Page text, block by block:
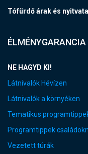
Tófürdő árak és
ÉLMÉNYGARANCIA
NE HAGYD KI!
Látnivalók Hévízen
Látnivalók a környéken
Tematikus
Programtippek
Vezetett túrák